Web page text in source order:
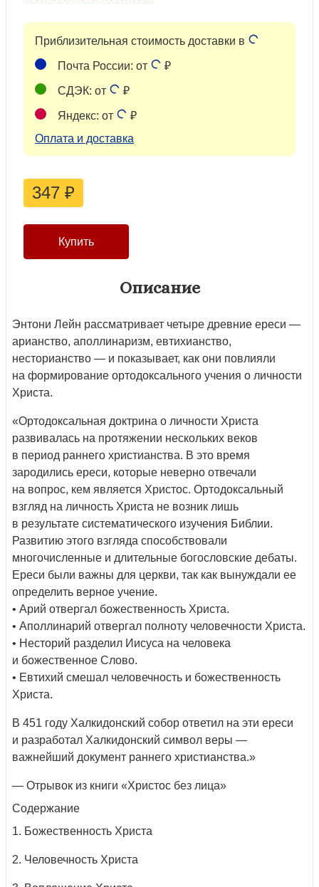
Приблизительная стоимость доставки в
Почта России: от ₽
СДЭК: от ₽
Яндекс: от
₽
Оплата и доставка
347 ₽
Описание
Энтони Лейн рассматривает четыре древние ереси —
арианство, аполлинаризм, евтихианство,
несторианство — и показывает, как они повлияли
на формирование ортодоксального учения о личности
Христа.
«Ортодоксальная доктрина о личности Христа
развивалась на протяжении нескольких веков
в период раннего христианства. В это время
зародились ереси, которые неверно отвечали
на вопрос, кем является Христос. Ортодоксальный
взгляд на личность Христа не возник лишь
в результате систематического изучения Библии.
Развитию этого взгляда способствовали
многочисленные и длительные богословские дебаты.
Ереси были важны для церкви, так как вынуждали ее
определить верное учение.
• Арий отвергал божественность Христа.
• Аполлинарий отвергал полноту человечности Христа.
• Несторий разделил Иисуса на человека
и божественное Слово.
• Евтихий смешал человечность и божественность
Христа.
В 451 году Халкидонский собор ответил на эти ереси
и разработал Халкидонский символ веры —
важнейший документ раннего христианства.»
— Отрывок из книги «Христос без лица»
Содержание
1. Божественность Христа
2. Человечность Христа